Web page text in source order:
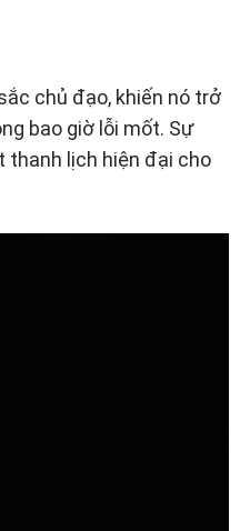
chủ đạo, khiến nó trở
bao giờ lỗi mốt. Sự
thanh lịch hiện đại cho